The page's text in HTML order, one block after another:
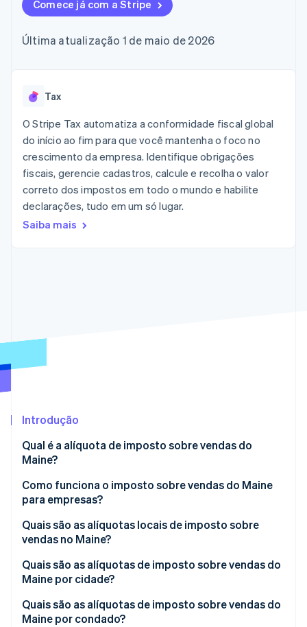
flexíveis de IU
Formas de
Acesso a mais
presenciais
Authorization
Boost
Otimizações
de aceitação
Link
Checkout
acelerado
Financial
Connections
Dados de
contas
vinculadas
Recognition
Automação
Stripe Sigma
personalizados
Radar
Atlas
Remoção de carbono
Verificação de identidade
Stripe Sessions 2026
Veja como a Stripe está construindo a infraestrutura
Marketplaces
Plataformas
SaaS
Empresas de IA
Economia de criadores
Jogos
Hospitalidade, viagens
e lazer
Seguros
Gerenciar assinaturas
uso
Emita cartões
stablecoins
Recursos
Integrações de
aplicativos
Exemplos de códigos
Plano de ação do
Conferência anual das
Carreiras
Contato
Fale com a equipe de
vendas
Seja um parceiro
Comece já com a Stripe
Última atualização 1 de maio de 2026
Tax
O Stripe Tax automatiza a conformidade fiscal global
do início ao fim para que você mantenha o foco no
crescimento da empresa. Identifique obrigações
fiscais, gerencie cadastros, calcule e recolha o valor
correto dos impostos em todo o mundo e habilite
declarações, tudo em um só lugar.
Saiba mais
Introdução
Qual é a alíquota de imposto sobre vendas do
Maine?
Como funciona o imposto sobre vendas do Maine
para empresas?
Nexo e limites econômicos
Origem baseada no destino
Quais são as alíquotas locais de imposto sobre
vendas no Maine?
Quais são as alíquotas de imposto sobre vendas do
Maine por cidade?
Quais são as alíquotas de imposto sobre vendas do
Maine por condado?